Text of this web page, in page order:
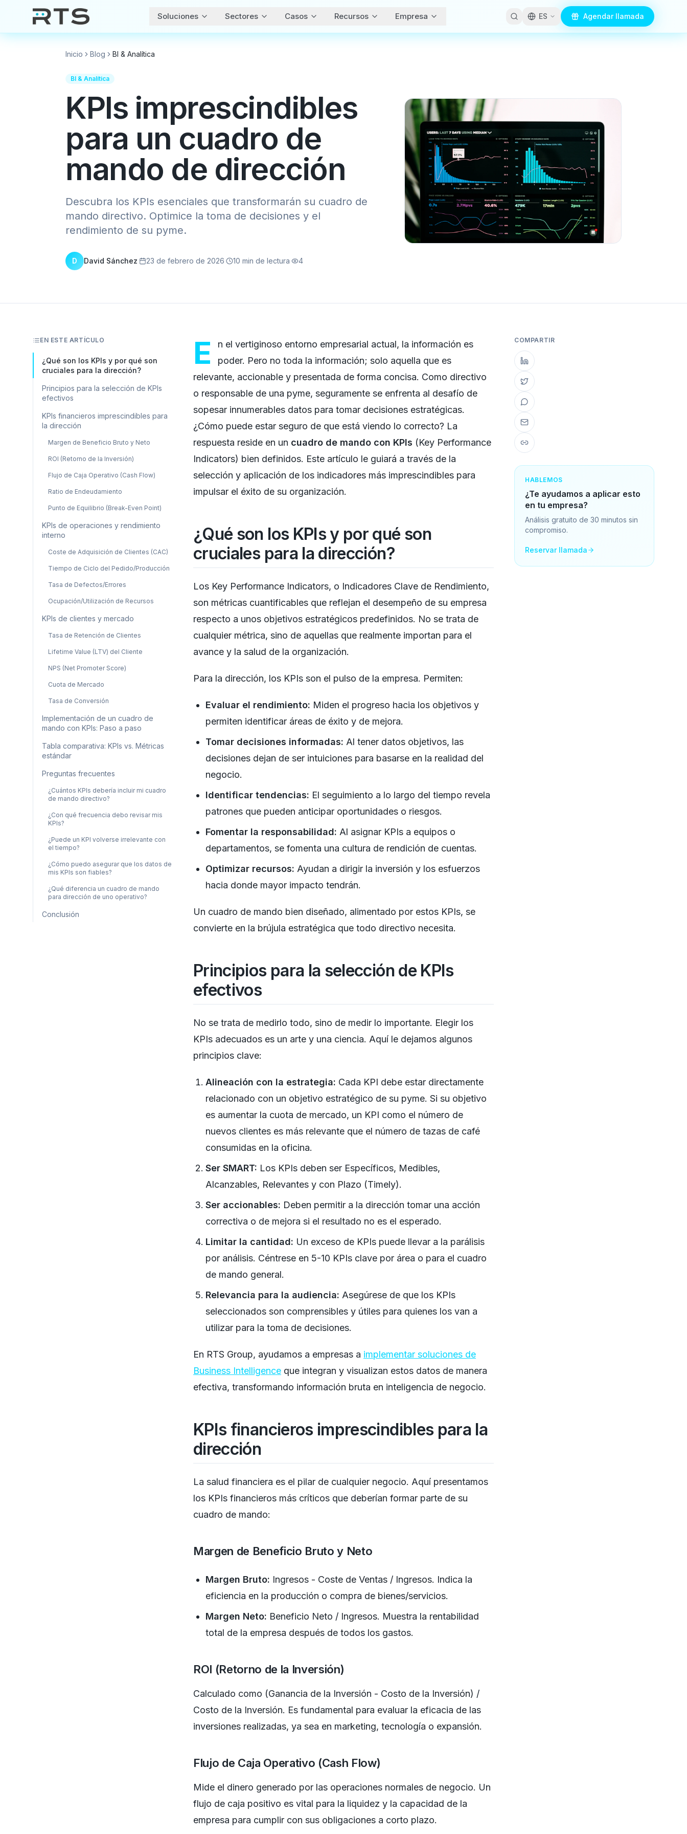
Soluciones Sectores Casos Recursos Empresa ES Agendar llamada
Inicio Blog BI & Analítica
BI & Analítica
KPIs imprescindibles
para un cuadro de
mando de dirección
Descubra los KPIs esenciales que transformarán su cuadro de
mando directivo. Optimice la toma de decisiones y el
rendimiento de su pyme.
D David Sánchez· 23 de febrero de 2026· 10 min de lectura· 4
EN ESTE ARTÍCULO
¿Qué son los KPIs y por qué son
cruciales para la dirección?
Principios para la selección de KPIs
efectivos
KPIs financieros imprescindibles para
la dirección
Margen de Beneficio Bruto y Neto
ROI (Retorno de la Inversión)
Flujo de Caja Operativo (Cash Flow)
Ratio de Endeudamiento
Punto de Equilibrio (Break-Even Point)
KPIs de operaciones y rendimiento
interno
Coste de Adquisición de Clientes (CAC)
Tiempo de Ciclo del Pedido/Producción
Tasa de Defectos/Errores
Ocupación/Utilización de Recursos
KPIs de clientes y mercado
Tasa de Retención de Clientes
Lifetime Value (LTV) del Cliente
NPS (Net Promoter Score)
Cuota de Mercado
Tasa de Conversión
Implementación de un cuadro de
mando con KPIs: Paso a paso
Tabla comparativa: KPIs vs. Métricas
estándar
Preguntas frecuentes
¿Cuántos KPIs debería incluir mi cuadro
de mando directivo?
¿Con qué frecuencia debo revisar mis
KPIs?
¿Puede un KPI volverse irrelevante con
el tiempo?
¿Cómo puedo asegurar que los datos de
mis KPIs son fiables?
¿Qué diferencia un cuadro de mando
para dirección de uno operativo?
Conclusión
E
n el vertiginoso entorno empresarial actual, la información es
poder. Pero no toda la información; solo aquella que es
relevante, accionable y presentada de forma concisa. Como directivo
o responsable de una pyme, seguramente se enfrenta al desafío de
sopesar innumerables datos para tomar decisiones estratégicas.
¿Cómo puede estar seguro de que está viendo lo correcto? La
respuesta reside en un cuadro de mando con KPIs (Key Performance
Indicators) bien definidos. Este artículo le guiará a través de la
selección y aplicación de los indicadores más imprescindibles para
impulsar el éxito de su organización.
¿Qué son los KPIs y por qué son
cruciales para la dirección?
Los Key Performance Indicators, o Indicadores Clave de Rendimiento,
son métricas cuantificables que reflejan el desempeño de su empresa
respecto a unos objetivos estratégicos predefinidos. No se trata de
cualquier métrica, sino de aquellas que realmente importan para el
avance y la salud de la organización.
Para la dirección, los KPIs son el pulso de la empresa. Permiten:
Evaluar el rendimiento: Miden el progreso hacia los objetivos y
permiten identificar áreas de éxito y de mejora.
Tomar decisiones informadas: Al tener datos objetivos, las
decisiones dejan de ser intuiciones para basarse en la realidad del
negocio.
Identificar tendencias: El seguimiento a lo largo del tiempo revela
patrones que pueden anticipar oportunidades o riesgos.
Fomentar la responsabilidad: Al asignar KPIs a equipos o
departamentos, se fomenta una cultura de rendición de cuentas.
Optimizar recursos: Ayudan a dirigir la inversión y los esfuerzos
hacia donde mayor impacto tendrán.
Un cuadro de mando bien diseñado, alimentado por estos KPIs, se
convierte en la brújula estratégica que todo directivo necesita.
Principios para la selección de KPIs
efectivos
No se trata de medirlo todo, sino de medir lo importante. Elegir los
KPIs adecuados es un arte y una ciencia. Aquí le dejamos algunos
principios clave:
Alineación con la estrategia: Cada KPI debe estar directamente
relacionado con un objetivo estratégico de su pyme. Si su objetivo
es aumentar la cuota de mercado, un KPI como el número de
nuevos clientes es más relevante que el número de tazas de café
consumidas en la oficina.
Ser SMART: Los KPIs deben ser Específicos, Medibles,
Alcanzables, Relevantes y con Plazo (Timely).
Ser accionables: Deben permitir a la dirección tomar una acción
correctiva o de mejora si el resultado no es el esperado.
Limitar la cantidad: Un exceso de KPIs puede llevar a la parálisis
por análisis. Céntrese en 5-10 KPIs clave por área o para el cuadro
de mando general.
Relevancia para la audiencia: Asegúrese de que los KPIs
seleccionados son comprensibles y útiles para quienes los van a
utilizar para la toma de decisiones.
En RTS Group, ayudamos a empresas a implementar soluciones de
Business Intelligenceque integran y visualizan estos datos de manera
efectiva, transformando información bruta en inteligencia de negocio.
KPIs financieros imprescindibles para la
dirección
La salud financiera es el pilar de cualquier negocio. Aquí presentamos
los KPIs financieros más críticos que deberían formar parte de su
cuadro de mando:
Margen de Beneficio Bruto y Neto
Margen Bruto: Ingresos - Coste de Ventas / Ingresos. Indica la
eficiencia en la producción o compra de bienes/servicios.
Margen Neto: Beneficio Neto / Ingresos. Muestra la rentabilidad
total de la empresa después de todos los gastos.
ROI (Retorno de la Inversión)
Calculado como (Ganancia de la Inversión - Costo de la Inversión) /
Costo de la Inversión. Es fundamental para evaluar la eficacia de las
inversiones realizadas, ya sea en marketing, tecnología o expansión.
Flujo de Caja Operativo (Cash Flow)
Mide el dinero generado por las operaciones normales de negocio. Un
flujo de caja positivo es vital para la liquidez y la capacidad de la
empresa para cumplir con sus obligaciones a corto plazo.
COMPARTIR
HABLEMOS
¿Te ayudamos a aplicar esto
en tu empresa?
Análisis gratuito de 30 minutos sin
compromiso.
Reservar llamada